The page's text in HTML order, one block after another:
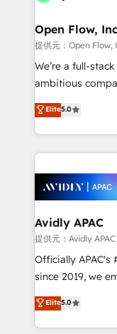
and Amsterdam. Elixir is a first mover and leader
when it comes to
acumen,
integrate
MicroSoft, custom solutions,...
Retail
HubSpot CMS
Open Flow,
提供元：Open Flow,
We’re a full-
ambitious
upgrading and
generating aspect of
HubSpot Elite
nerds who can
experience. Working hand-in-hand with your team,
we’ll assemble a
traffic, generates
revenue goals. We've worked with thousands of
HubSpot
too! Clients come to us for: Advanced CRM solutions
HubSpot Data
to HubSpot New
Elite5.0
Avidly APAC
提供元：Avidly APAC
Officially APAC's
since 2019, we empower businesses in Australia,
New Zealand,
potential through
implementation. And we deliver best practice across
Elite5.0